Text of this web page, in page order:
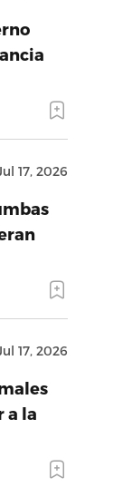
17, 2026
17, 2026
a la